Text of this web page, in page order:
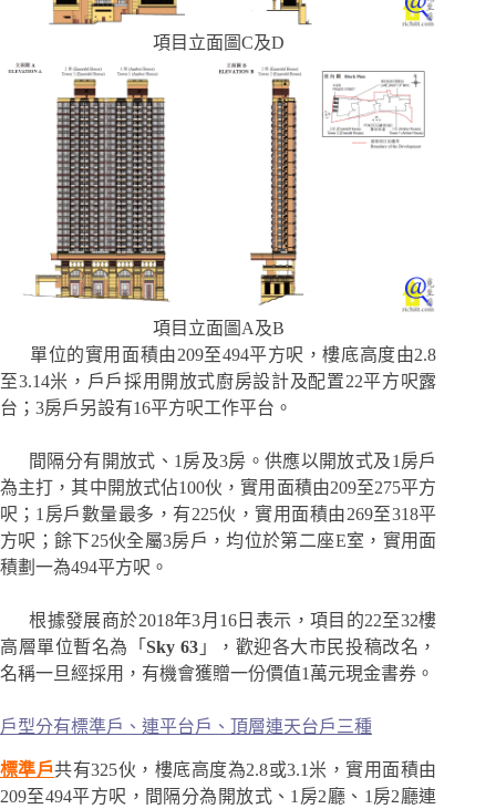
項目立面圖C及D
項目立面圖A及B
單位的實用面積由209至494平方呎，樓底高度由2.8
至3.14米，戶戶採用開放式廚房設計及配置22平方呎露
台；3房戶另設有16平方呎工作平台。
間隔分有開放式、1房及3房。供應以開放式及1房戶
為主打，其中開放式佔100伙，實用面積由209至275平方
呎；1房戶數量最多，有225伙，實用面積由269至318平
方呎；餘下25伙全屬3房戶，均位於第二座E室，實用面
積劃一為494平方呎。
根據發展商於2018年3月16日表示，項目的22至32樓
高層單位暫名為「Sky 63 」，歡迎各大市民投稿改名，
名稱一旦經採用，有機會獲贈一份價值1萬元現金書券。
戶型分有標準戶、連平台戶、頂層連天台戶三種
標準戶共有325伙，樓底高度為2.8或3.1米，實用面積由
209至494平方呎，間隔分為開放式、1房2廳、1房2廳連